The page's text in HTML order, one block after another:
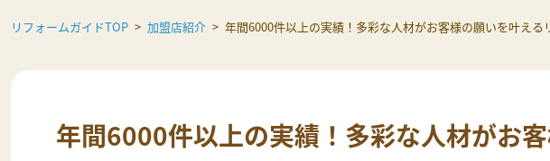
リフォームガイドTOP 加盟店紹介 年間6000件以上の実績！多彩な人材がお客様の願いを叶える
年間6000件以上の実績！多彩な人材がお